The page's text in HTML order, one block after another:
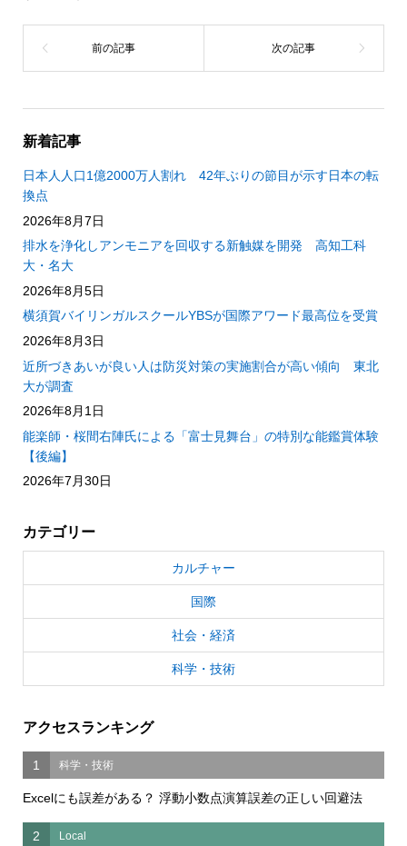
新着記事
日本人人口1億2000万人割れ 42年ぶりの節目が示す日本の転
換点
2026年8月7日
排水を浄化しアンモニアを回収する新触媒を開発 高知工科
大・名大
2026年8月5日
横須賀バイリンガルスクールYBSが国際アワード最高位を受賞
2026年8月3日
近所づきあいが良い人は防災対策の実施割合が高い傾向 東北
大が調査
2026年8月1日
能楽師・桜間右陣氏による「富士見舞台」の特別な能鑑賞体験
【後編】
2026年7月30日
カテゴリー
カルチャー
国際
社会・経済
科学・技術
アクセスランキング
1 科学・技術
Excelにも誤差がある？ 浮動小数点演算誤差の正しい回避法
2 Local